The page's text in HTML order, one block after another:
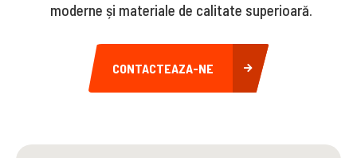
moderne și materiale de calitate superioară.
CONTACTEAZA-NE